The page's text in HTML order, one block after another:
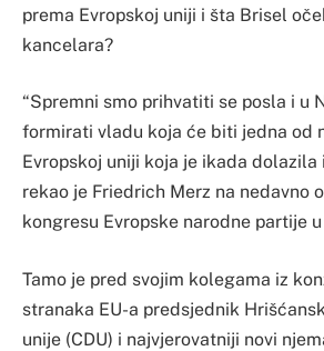
prema Evropskoj uniji i šta Brisel
kancelara?
“Spremni smo prihvatiti se posla i u
formirati vladu koja će biti jedna od
Evropskoj uniji koja je ikada dolazila
rekao je Friedrich Merz na nedavno
kongresu Evropske narodne partije
Tamo je pred svojim kolegama iz
stranaka EU-a predsjednik
unije (CDU) i najvjerovatniji novi